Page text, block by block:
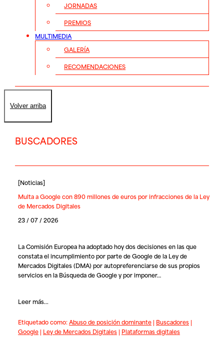
JORNADAS
PREMIOS
MULTIMEDIA
GALERÍA
RECOMENDACIONES
Volver arriba
BUSCADORES
[Noticias]
Multa a Google con 890 millones de euros por infracciones de la Ley
de Mercados Digitales
23 / 07 / 2026
La Comisión Europea ha adoptado hoy dos decisiones en las que
constata el incumplimiento por parte de Google de la Ley de
Mercados Digitales (DMA) por autopreferenciarse de sus propios
servicios en la Búsqueda de Google y por imponer…
Leer más...
Etiquetado como:Abuso de posición dominante| Buscadores|
Google| Ley de Mercados Digitales| Plataformas digitales